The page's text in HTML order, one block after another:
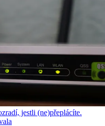
jestli (ne)přeplácíte.